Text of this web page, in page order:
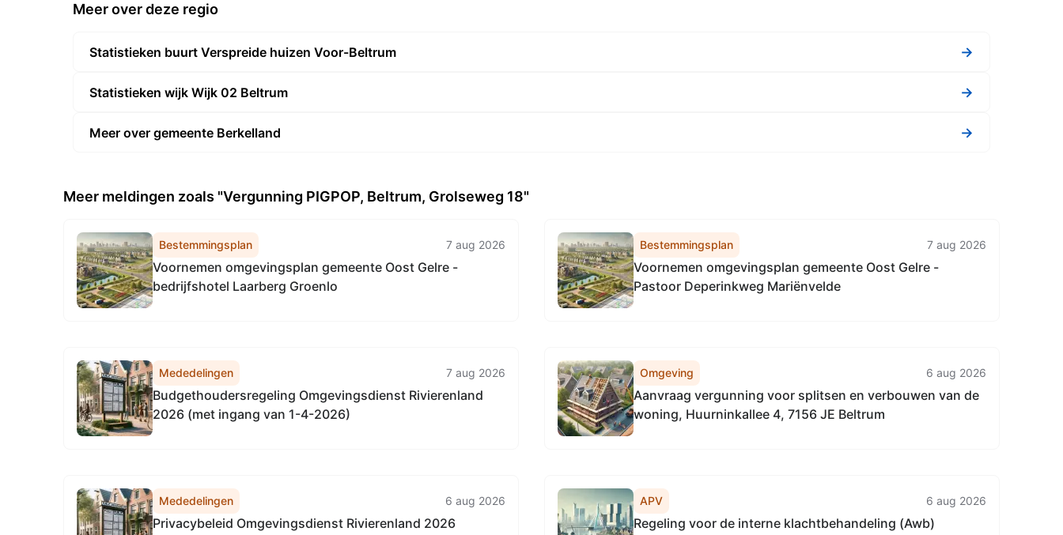
Meer over deze regio
Statistieken buurt Verspreide huizen Voor-Beltrum →
Statistieken wijk Wijk 02 Beltrum →
Meer over gemeente Berkelland →
Meer meldingen zoals "Vergunning PIGPOP, Beltrum, Grolseweg 18"
Bestemmingsplan 7 aug 2026
Voornemen omgevingsplan gemeente Oost Gelre -
bedrijfshotel Laarberg Groenlo
Bestemmingsplan 7 aug 2026
Voornemen omgevingsplan gemeente Oost Gelre -
Pastoor Deperinkweg Mariënvelde
Mededelingen 7 aug 2026
Budgethoudersregeling Omgevingsdienst Rivierenland
2026 (met ingang van 1-4-2026)
Omgeving 6 aug 2026
Aanvraag vergunning voor splitsen en verbouwen van de
woning, Huurninkallee 4, 7156 JE Beltrum
Mededelingen 6 aug 2026
Privacybeleid Omgevingsdienst Rivierenland 2026
APV 6 aug 2026
Regeling voor de interne klachtbehandeling (Awb)